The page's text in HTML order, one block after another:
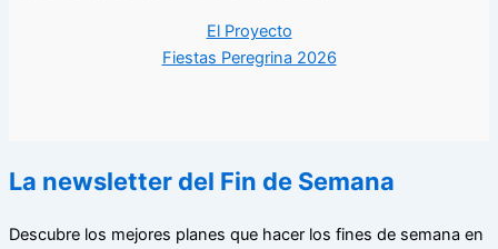
El Proyecto
Fiestas Peregrina 2026
La newsletter del Fin de Semana
Descubre los mejores planes que hacer los fines de semana en